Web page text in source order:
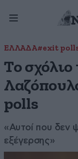
ΕΛΛΑΔΑ#exit
Το
polls
«Αυτοί που δεν
εξέγερσης»